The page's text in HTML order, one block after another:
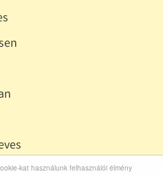
kat használunk felhasználói élmény
süti